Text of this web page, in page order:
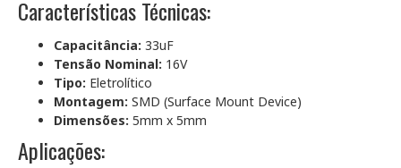
Características Técnicas:
Capacitância: 33uF
Tensão Nominal: 16V
Tipo: Eletrolítico
Montagem: SMD (Surface Mount Device)
Dimensões: 5mm x 5mm
Aplicações: